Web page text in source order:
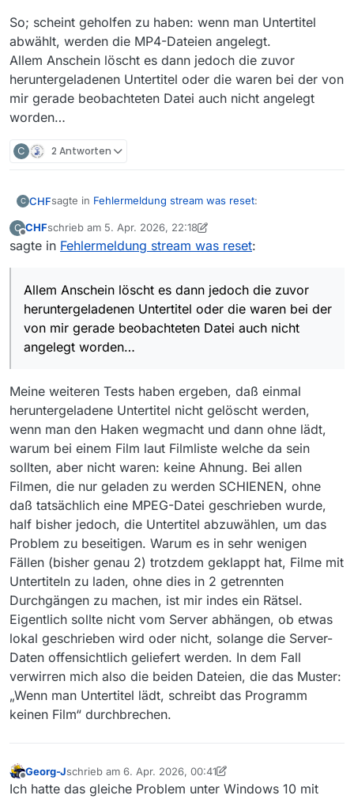
So; scheint geholfen zu haben: wenn man Untertitel
abwählt, werden die MP4-Dateien angelegt.
Allem Anschein löscht es dann jedoch die zuvor
heruntergeladenen Untertitel oder die waren bei der von
mir gerade beobachteten Datei auch nicht angelegt
worden…
C 2 Antworten
C CHFsagte in Fehlermeldung stream was reset:
Die neue Version schleppt mir indes ein
Bytes, […], dann aber wird gemeldet:
. Download fehlgeschlagen, Datei existiert nicht:
/Pfad/zur/Zieldatei.mp4
Tut sie auch nicht; WOHIN gehen aber die
geladenen Bytes?
Es geschieht nicht bei allen Filmen, sondern nur bei
denen, zu denen Untertitel geladen werden sollen, aber
nicht immer, 2 Ausnahmen habe ich entdeckt: SRF
wundert mich nicht, weil das kein HTTP ist und ein ZDF-
Film ist auch nicht betroffen. Bei ein paar betroffenen
schreibe ich dann hier rein, dauert etwas.
So; scheint geholfen zu haben: wenn man Untertitel
abwählt, werden die MP4-Dateien angelegt.
Allem Anschein löscht es dann jedoch die zuvor
heruntergeladenen Untertitel oder die waren bei der von
C
Offline
CHFschrieb am 5. Apr. 2026, 22:18
zuletzt editiert von CHF4. Juni 2026, 00:19
sagte in Fehlermeldung stream was reset:
Allem Anschein löscht es dann jedoch die zuvor
heruntergeladenen Untertitel oder die waren bei der
von mir gerade beobachteten Datei auch nicht
angelegt worden…
Meine weiteren Tests haben ergeben, daß einmal
heruntergeladene Untertitel nicht gelöscht werden,
wenn man den Haken wegmacht und dann ohne lädt,
warum bei einem Film laut Filmliste welche da sein
sollten, aber nicht waren: keine Ahnung. Bei allen
Filmen, die nur geladen zu werden SCHIENEN, ohne
daß tatsächlich eine MPEG-Datei geschrieben wurde,
half bisher jedoch, die Untertitel abzuwählen, um das
Problem zu beseitigen. Warum es in sehr wenigen
Fällen (bisher genau 2) trotzdem geklappt hat, Filme mit
Untertiteln zu laden, ohne dies in 2 getrennten
Durchgängen zu machen, ist mir indes ein Rätsel.
Eigentlich sollte nicht vom Server abhängen, ob etwas
lokal geschrieben wird oder nicht, solange die Server-
Daten offensichtlich geliefert werden. In dem Fall
verwirren mich also die beiden Dateien, die das Muster:
„Wenn man Untertitel lädt, schreibt das Programm
keinen Film“ durchbrechen.
Offline
Georg-Jschrieb am 6. Apr. 2026, 00:41
zuletzt editiert von Georg-J4. Juni 2026, 02:47
Ich hatte das gleiche Problem unter Windows 10 mit